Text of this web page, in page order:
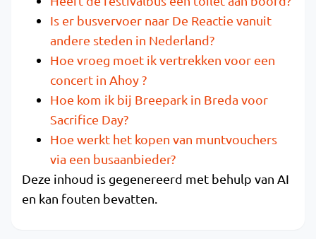
Is er busvervoer naar De Reactie vanuit
andere steden in Nederland?
Hoe vroeg moet ik vertrekken voor een
concert in Ahoy ?
Hoe kom ik bij Breepark in Breda voor
Sacrifice Day?
Hoe werkt het kopen van muntvouchers
via een busaanbieder?
Deze inhoud is gegenereerd met behulp van AI
en kan fouten bevatten.